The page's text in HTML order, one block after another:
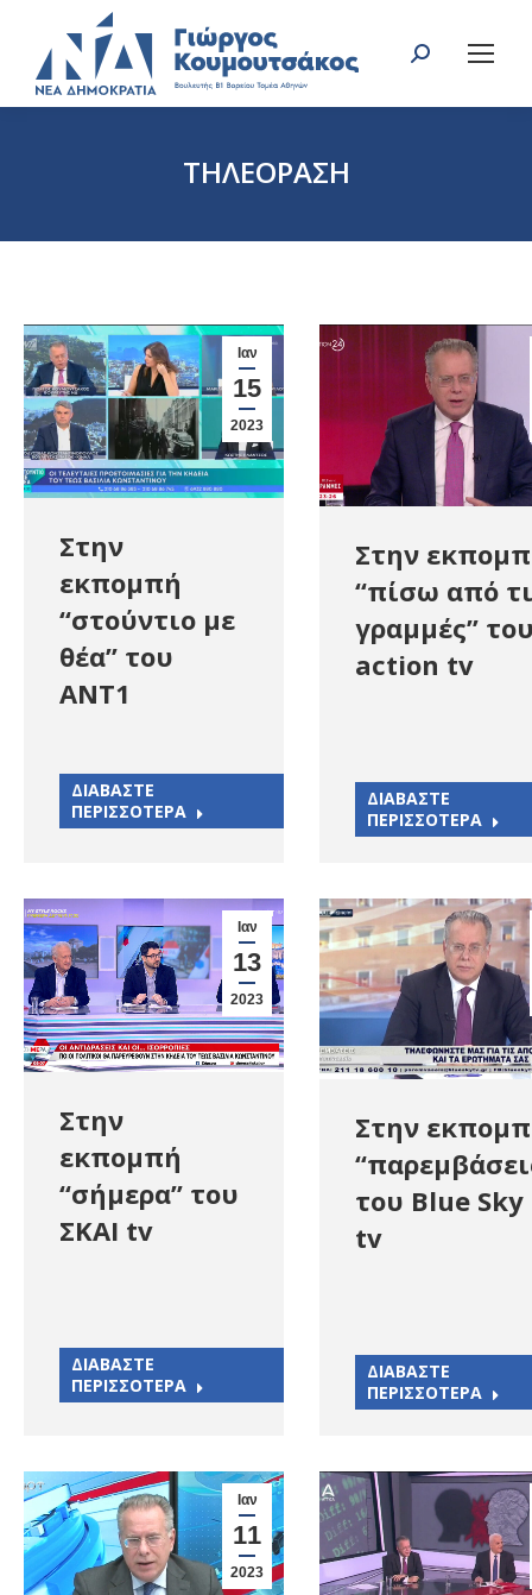
Search:
ΤΗΛΕΟΡΑΣΗ
Ιαν
15
2023
Στην
εκπομπή
“στούντιο με
θέα” του
ΑΝΤ1
ΔΙΑΒΑΣΤΕ
ΠΕΡΙΣΣΟΤΕΡΑ
Στην
“πίσω από
γραμμές”
action tv
ΔΙΑΒΑΣΤΕ
ΠΕΡΙΣΣΟΤΕΡΑ
Ιαν
13
2023
Στην
εκπομπή
“σήμερα” του
ΣΚΑΙ tv
ΔΙΑΒΑΣΤΕ
ΠΕΡΙΣΣΟΤΕΡΑ
Στην
του Blue Sky
tv
ΔΙΑΒΑΣΤΕ
ΠΕΡΙΣΣΟΤΕΡΑ
Ιαν
11
2023